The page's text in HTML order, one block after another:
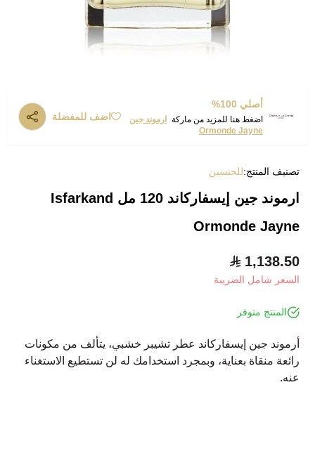
أصلي 100%
اضغط هنا للمزيد من ماركة
ارموند جين
Ormonde Jayne
اضف للمفضلة
تصنيف المنتج:للجنسين
ارموند جين إيسفاركاند 120 مل Isfarkand
Ormonde Jayne
1,138.50
السعر شامل الضريبة
المنتج متوفر
أرموند جين إيسفاركاند عطر تشيبر خشبي، يتألف من مكونات
رائعة منقاة بعناية، وبمجرد استخدامك له لن تستطيع الاستغناء
عنه.